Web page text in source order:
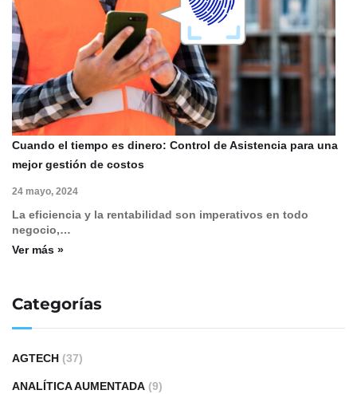
Cuando el tiempo es dinero: Control de Asistencia para una
mejor gestión de costos
24 mayo, 2024
La eficiencia y la rentabilidad son imperativos en todo
negocio,…
Ver más »
Categorías
AGTECH (37)
ANALÍTICA AUMENTADA (9)